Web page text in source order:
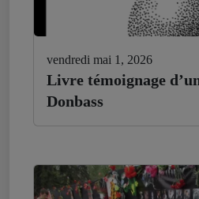
vendredi mai 1, 2026
Livre témoignage
Donbass